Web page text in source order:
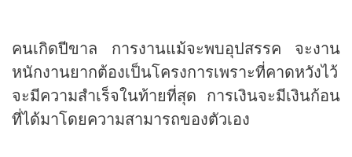
คนเกิดปีขาล การงานแม้จะพบอุปสรรค จะงาน
หนักงานยากต้องเป็นโครงการเพราะที่คาดหวังไว้
จะมีความสำเร็จในท้ายที่สุด การเงินจะมีเงินก้อน
ที่ได้มาโดยความสามารถของตัวเอง